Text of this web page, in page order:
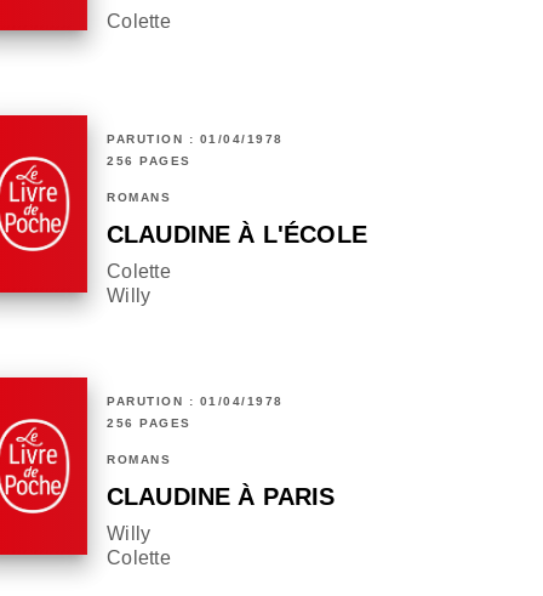
Colette
PARUTION : 01/04/1978
256 PAGES
ROMANS
CLAUDINE À L'ÉCOLE
Colette
Willy
PARUTION : 01/04/1978
256 PAGES
ROMANS
CLAUDINE À PARIS
Willy
Colette